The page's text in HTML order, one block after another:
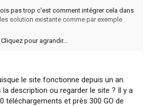
pas trop c'est comment intégrer cela dans
solution existante comme par exemple
mal j'essai juste de comprendre et je trouve
Cliquez pour agrandir...
le site fonctionne depuis un an.
description ou regarder le site ? Il y a
téléchargements et près 300 GO de